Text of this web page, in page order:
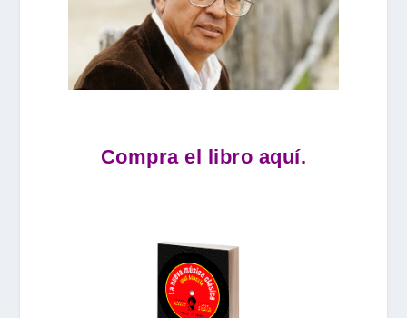
Compra el libro aquí.